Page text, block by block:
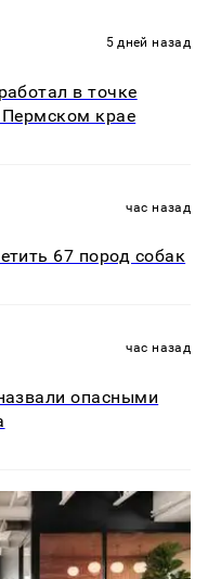
5 дней назад
в точке
крае
час назад
67 пород собак
час назад
опасными